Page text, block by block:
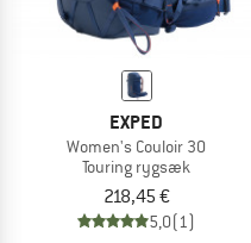
EXPED
Women's Couloir 30
Touring rygsæk
218,45 €
5,0(1)